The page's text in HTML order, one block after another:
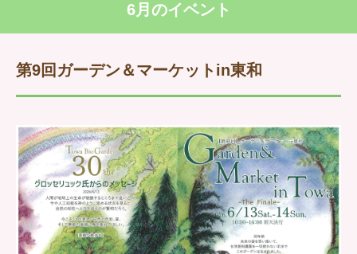
6月のイベント
第9回ガーデン＆マーケットin東和